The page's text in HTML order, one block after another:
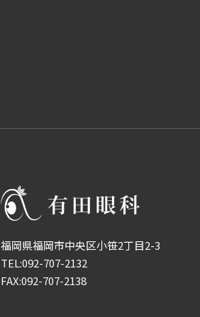
福岡県福岡市中央区小笹2丁目2-3
TEL:092-707-2132
FAX:092-707-2138